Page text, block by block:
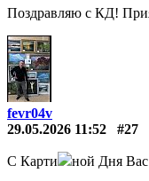
Поздравляю с КД!
fevr04v
29.05.2026 11:52
#27
С Карти ной Дня